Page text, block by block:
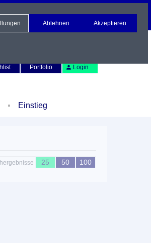
Portfolio Login
Einstieg
25 50 100
Ablehnen Akzeptieren